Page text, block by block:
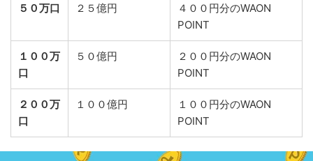
５０万口 ２５億円
４００円分のWAON
POINT
１００万
口
５０億円
２００円分のWAON
POINT
２００万
口
１００億円
１００円分のWAON
POINT